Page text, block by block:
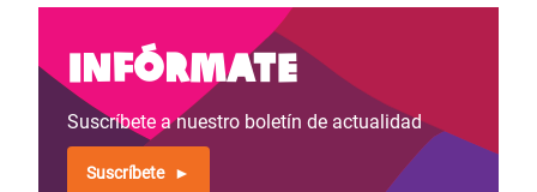
Infórmate
Suscríbete a nuestro boletín de actualidad
Suscríbete